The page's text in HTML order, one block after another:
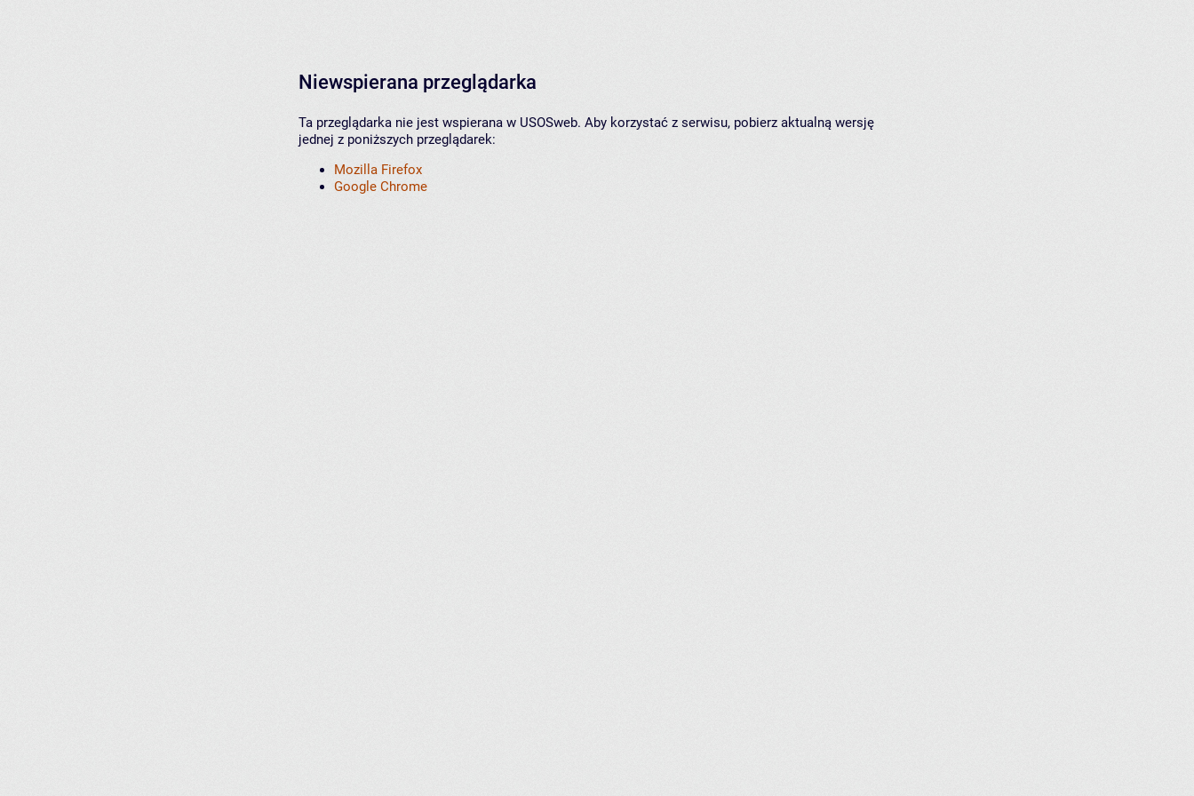
Niewspierana przeglądarka
Ta przeglądarka nie jest wspierana w USOSweb. Aby korzystać z serwisu, pobierz aktualną wersję
jednej z poniższych przeglądarek:
Mozilla Firefox
Google Chrome